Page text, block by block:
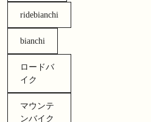
ridebianchi
bianchi
ロードバ
イク
マウンテ
ンバイク